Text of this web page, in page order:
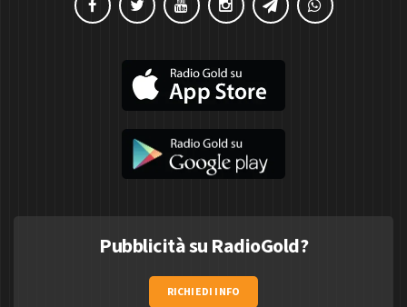
Pubblicità su RadioGold?
RICHIEDI INFO